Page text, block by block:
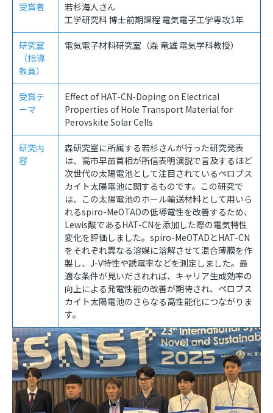
受賞者
若杉海人さん
工学研究科 博士前期課程 電気電子工学専攻1年
研究室
（指導
教員）
電気電子材料研究室（森 竜雄 電気学科教授）
受賞テ
ーマ
Effect of HAT-CN-Doping on Electrical
Properties of Hole Transport Material for
Perovskite Solar Cells
研究内
容
森研究室に所属する若杉さんが行った研究発表
は、高市早苗首相が所信表明演説で言及するほど
次世代の太陽電池として注目されているペロブス
カイト太陽電池に関するものです。この研究で
は、この太陽電池のホール輸送材料として用いら
れるspiro-MeOTADの低導電性を改善するため、
Lewis酸であるHAT-CNを添加した際の電気特性
変化を評価しました。 spiro-MeOTADとHAT-CN
をそれぞれ異なる溶媒に溶解させて混合薄膜を作
製し、 J-V特性や誘電率などを測定しました。最
適な条件が見いだされれば、キャリア生成効率の
向上による発電性能の改善が期待され、ペロブス
カイト太陽電池のさらなる高性能化につながりま
す。